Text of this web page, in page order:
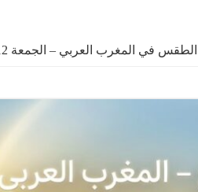
في المغرب العربي – الجمعة 12 يونيو 2026